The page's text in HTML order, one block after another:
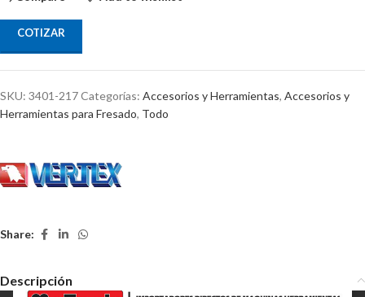
COTIZAR
SKU: 3401-217Categorías: Accesorios y Herramientas, Accesorios y
Herramientas para Fresado, Todo
Share:
Descripción